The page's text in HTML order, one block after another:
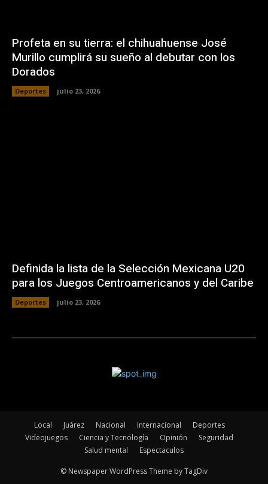
Profeta en su tierra: el chihuahuense José
Murillo cumplirá su sueño al debutar con los
Dorados
Deportes julio 23, 2026
Definida la lista de la Selección Mexicana U20
para los Juegos Centroamericanos y del Caribe
Deportes julio 23, 2026
Local Juárez Nacional Internacional
Deportes
Videojuegos
Ciencia y Tecnología Opinión
Seguridad
Salud mental
Espectaculos
© Newspaper WordPress Theme by TagDiv